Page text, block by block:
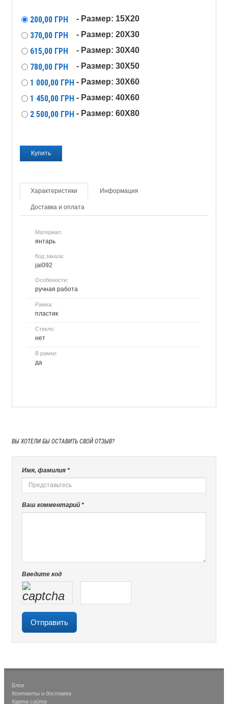
200,00 ГРН - Размер: 15X20
370,00 ГРН - Размер: 20X30
615,00 ГРН - Размер: 30X40
780,00 ГРН - Размер: 30X50
1 000,00 ГРН - Размер: 30X60
1 450,00 ГРН - Размер: 40X60
2 500,00 ГРН - Размер: 60X80
Характеристики Информация
Доставка и оплата
Материал:
янтарь
Код заказа:
jai092
Особености:
ручная работа
Рамка:
пластик
Стекло:
нет
В рамке:
да
ВЫ ХОТЕЛИ БЫ ОСТАВИТЬ СВОЙ ОТЗЫВ?
Имя, фамилия *
Ваш комментарий *
Введите код
Блог
Контакты и доставка
Карта сайта